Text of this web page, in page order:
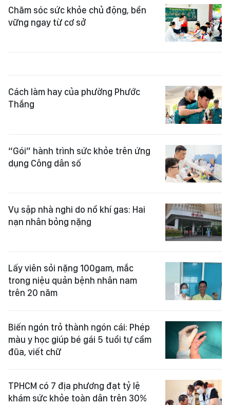
Chăm sóc sức khỏe chủ động, bền
vững ngay từ cơ sở
Cách làm hay của phường Phước
Thắng
“Gói” hành trình sức khỏe trên ứng
dụng Công dân số
Vụ sập nhà nghi do nổ khí gas: Hai
nạn nhân bỏng nặng
Lấy viên sỏi nặng 100gam, mắc
trong niệu quản bệnh nhân nam
trên 20 năm
Biến ngón trỏ thành ngón cái: Phép
màu y học giúp bé gái 5 tuổi tự cầm
đũa, viết chữ
TPHCM có 7 địa phương đạt tỷ lệ
khám sức khỏe toàn dân trên 30%